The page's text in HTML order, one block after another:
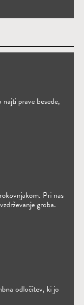
najti prave besede,
Pri nas
groba.
odločitev, ki jo